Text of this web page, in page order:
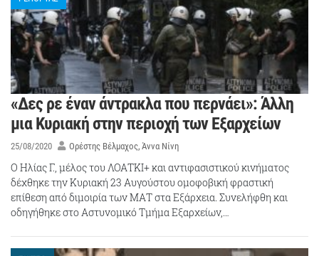
«Δες ρε έναν άντρακλα που περνάει»: Άλλη
μια Κυριακή στην περιοχή των Εξαρχείων
25/08/2020 Ορέστης Βέλμαχος Άννα Νίνη
Ο Ηλίας Γ., μέλος του ΛΟΑΤΚΙ+ και αντιφασιστικού κινήματος
δέχθηκε την Κυριακή 23 Αυγούστου ομοφοβική φραστική
επίθεση από διμοιρία των ΜΑΤ στα Εξάρχεια. Συνελήφθη και
οδηγήθηκε στο Αστυνομικό Τμήμα Εξαρχείων,…